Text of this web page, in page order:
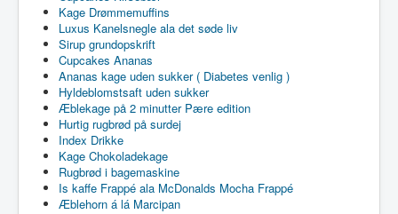
Kage Drømmemuffins
Luxus Kanelsnegle ala det søde liv
Sirup grundopskrift
Cupcakes Ananas
Ananas kage uden sukker ( Diabetes venlig )
Hyldeblomstsaft uden sukker
Æblekage på 2 minutter Pære edition
Hurtig rugbrød på surdej
Index Drikke
Kage Chokoladekage
Rugbrød i bagemaskine
Is kaffe Frappé ala McDonalds Mocha Frappé
Æblehorn á lá Marcipan